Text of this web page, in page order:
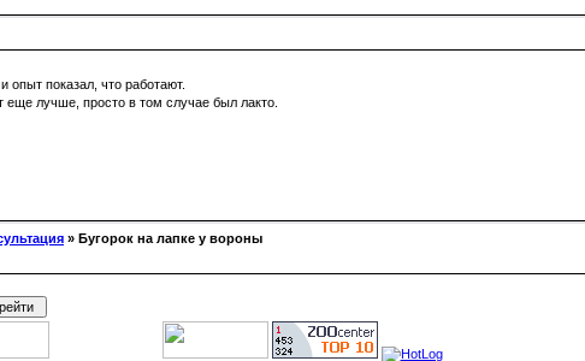
опыт показал, что работают.
еще лучше, просто в том случае был лакто.
» Бугорок на лапке у вороны